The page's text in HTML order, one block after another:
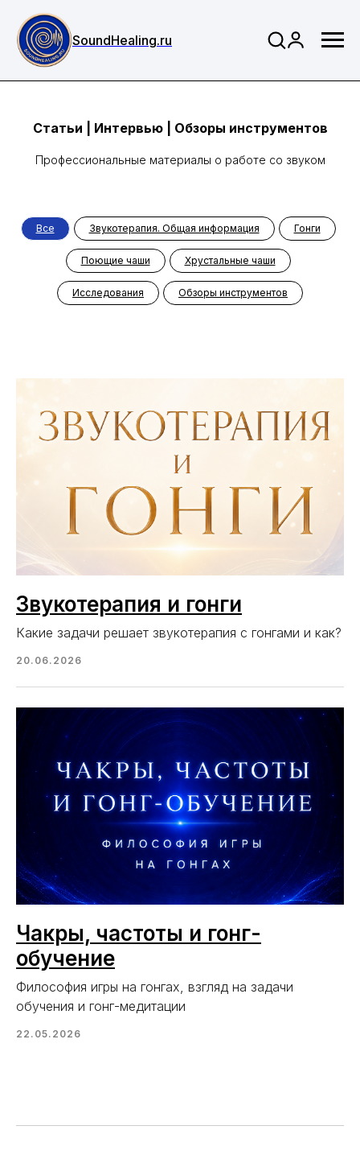
SoundHealing.ru
Статьи | Интервью | Обзоры инструментов
Профессиональные материалы о работе со звуком
Все Звукотерапия. Общая информация Гонги
Поющие чаши Хрустальные чаши
Исследования Обзоры инструментов
Звукотерапия и гонги
Какие задачи решает звукотерапия с гонгами и как?
20.06.2026
Чакры, частоты и гонг-
обучение
Философия игры на гонгах, взгляд на задачи
обучения и гонг-медитации
22.05.2026